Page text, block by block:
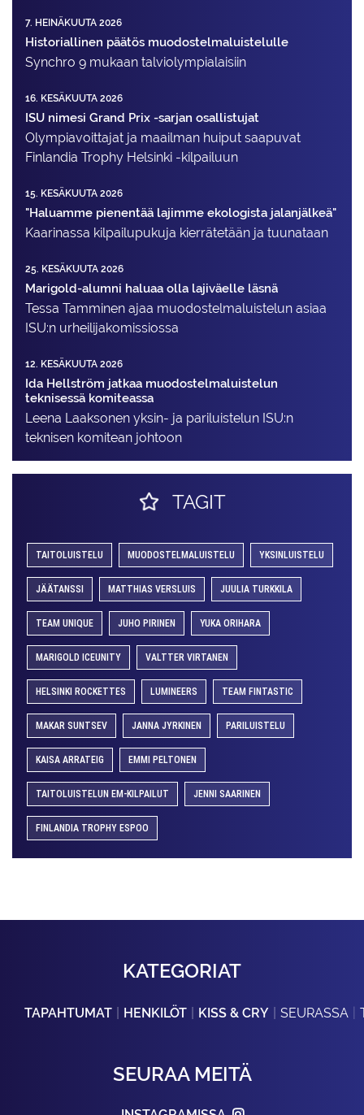
7. HEINÄKUUTA 2026
Historiallinen päätös muodostelmaluistelulle
Synchro 9 mukaan talviolympialaisiin
16. KESÄKUUTA 2026
ISU nimesi Grand Prix -sarjan osallistujat
Olympiavoittajat ja maailman huiput saapuvat
Finlandia Trophy Helsinki -kilpailuun
15. KESÄKUUTA 2026
"Haluamme pienentää lajimme ekologista jalanjälkeä"
Kaarinassa kilpailupukuja kierrätetään ja tuunataan
25. KESÄKUUTA 2026
Marigold-alumni haluaa olla lajiväelle läsnä
Tessa Tamminen ajaa muodostelma­luistelun asiaa
ISU:n urheilija­komissiossa
12. KESÄKUUTA 2026
Ida Hellström jatkaa muodostelmaluistelun
teknisessä komiteassa
Leena Laaksonen yksin- ja pariluistelun ISU:n
teknisen komitean johtoon
TAGIT
TAITOLUISTELU MUODOSTELMALUISTELU YKSINLUISTELU
JÄÄTANSSI MATTHIAS VERSLUIS JUULIA TURKKILA
TEAM UNIQUE JUHO PIRINEN YUKA ORIHARA
MARIGOLD ICEUNITY VALTTER VIRTANEN
HELSINKI ROCKETTES LUMINEERS TEAM FINTASTIC
MAKAR SUNTSEV JANNA JYRKINEN PARILUISTELU
KAISA ARRATEIG EMMI PELTONEN
TAITOLUISTELUN EM-KILPAILUT JENNI SAARINEN
FINLANDIA TROPHY ESPOO
KATEGORIAT
TAPAHTUMAT HENKILÖT KISS & CRY SEURASSA
SEURAA MEITÄ